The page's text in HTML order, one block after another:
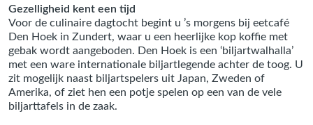
Gezelligheid kent een tijd
Voor de culinaire dagtocht begint u ’s morgens bij eetcafé
Den Hoek in Zundert, waar u een heerlijke kop koffie met
gebak wordt aangeboden. Den Hoek is een ‘biljartwalhalla’
met een ware internationale biljartlegende achter de toog. U
zit mogelijk naast biljartspelers uit Japan, Zweden of
Amerika, of ziet hen een potje spelen op een van de vele
biljarttafels in de zaak.